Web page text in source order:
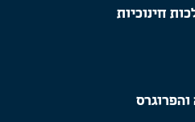
חינוכיות
והפרוגרס